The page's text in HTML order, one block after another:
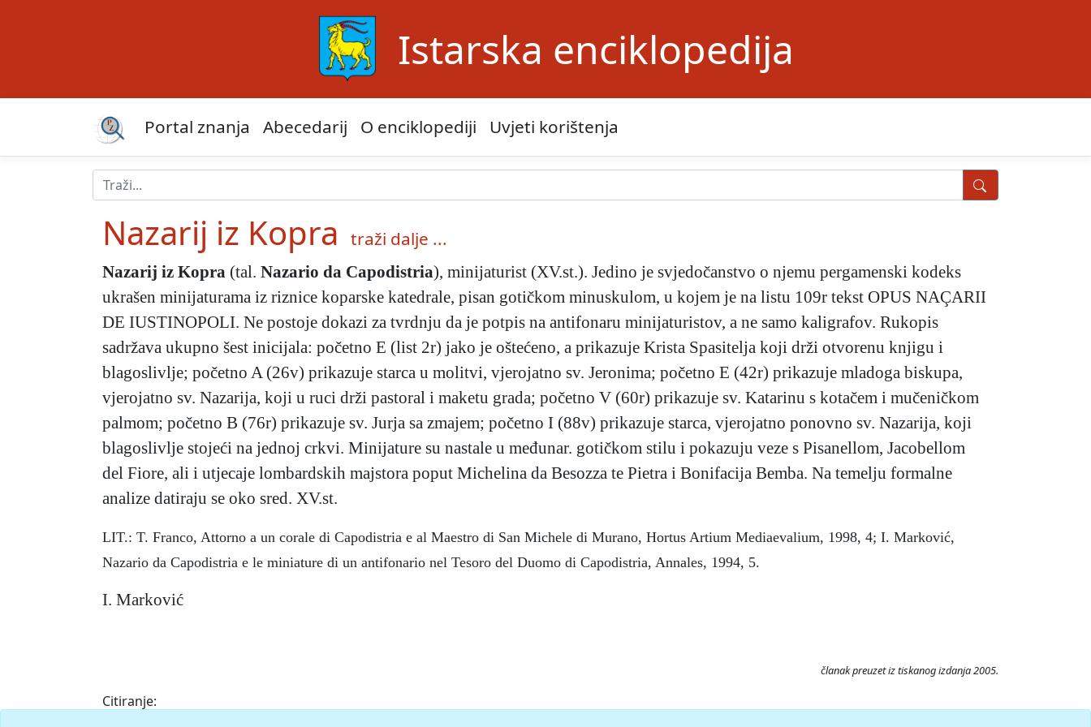
Istarska enciklopedija
Portal znanja Abecedarij O enciklopediji Uvjeti korištenja
Nazarij iz Kopra traži dalje ...
Nazarij iz Kopra (tal. Nazario da Capodistria), minijaturist (XV.st.). Jedino je svjedočanstvo o njemu pergamenski kodeks
ukrašen minijaturama iz riznice koparske katedrale, pisan gotičkom minuskulom, u kojem je na listu 109r tekst OPUS NAÇARII
DE IUSTINOPOLI. Ne postoje dokazi za tvrdnju da je potpis na antifonaru minijaturistov, a ne samo kaligrafov. Rukopis
sadržava ukupno šest inicijala: početno E (list 2r) jako je oštećeno, a prikazuje Krista Spasitelja koji drži otvorenu knjigu i
blagoslivlje; početno A (26v) prikazuje starca u molitvi, vjerojatno sv. Jeronima; početno E (42r) prikazuje mladoga biskupa,
vjerojatno sv. Nazarija, koji u ruci drži pastoral i maketu grada; početno V (60r) prikazuje sv. Katarinu s kotačem i mučeničkom
palmom; početno B (76r) prikazuje sv. Jurja sa zmajem; početno I (88v) prikazuje starca, vjerojatno ponovno sv. Nazarija, koji
blagoslivlje stojeći na jednoj crkvi. Minijature su nastale u međunar. gotičkom stilu i pokazuju veze s Pisanellom, Jacobellom
del Fiore, ali i utjecaje lombardskih majstora poput Michelina da Besozza te Pietra i Bonifacija Bemba. Na temelju formalne
analize datiraju se oko sred. XV.st.
LIT.: T. Franco, Attorno a un corale di Capodistria e al Maestro di San Michele di Murano, Hortus Artium Mediaevalium, 1998, 4; I. Marković,
Nazario da Capodistria e le miniature di un antifonario nel Tesoro del Duomo di Capodistria, Annales, 1994, 5.
I. Marković
članak preuzet iz tiskanog izdanja 2005.
Citiranje: